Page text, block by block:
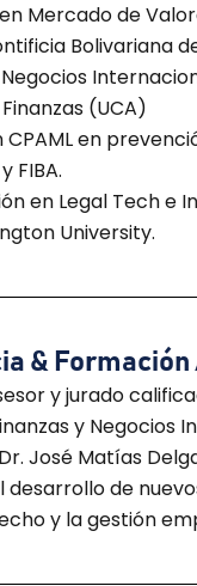
Mercado de
Bolivariana
(UCA)
en
FIBA.
en Legal Tech e
University.
&
y jurado
y Negocios
José Matías
desarrollo de
y la gestión